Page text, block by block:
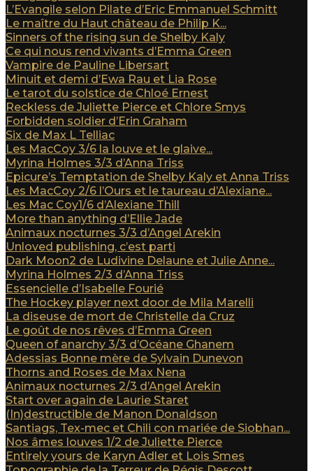
L’Evangile selon Pilate d’Eric Emmanuel Schmitt
Le maître du Haut château de Philip K...
Sinners of the rising sun de Shelby Kaly
Ce qui nous rend vivants d’Emma Green
Vampire de Pauline Libersart
Minuit et demi d’Ewa Rau et Lia Rose
Le tarot du solstice de Chloé Ernest
Reckless de Juliette Pierce et Chlore Smys
Forbidden soldier d’Erin Graham
Six de Max L Telliac
Les MacCoy 3/6 la louve et le glaive...
Myrina Holmes 3/3 d’Anna Triss
Epicure’s Temptation de Shelby Kaly et Anna Triss
Les MacCoy 2/6 l’Ours et le taureau d’Alexiane...
Les Mac Coy1/6 d’Alexiane Thill
More than anything d’Ellie Jade
Animaux nocturnes 3/3 d’Angel Arekin
Unloved publishing, c’est parti
Dark Moon2 de Ludivine Delaune et Julie Anne...
Myrina Holmes 2/3 d’Anna Triss
Essencielle d’Isabelle Fourié
The Hockey player next door de Mila Marelli
La diseuse de mort de Christelle da Cruz
Le goût de nos rêves d’Emma Green
Queen of anarchy 3/3 d’Océane Ghanem
Adessias Bonne mère de Sylvain Dunevon
Thorns and Roses de Max Nena
Animaux nocturnes 2/3 d’Angel Arekin
Start over again de Laurie Staret
(In)destructible de Manon Donaldson
Santiags, Tex-mec et Chili con mariée de Siobhan...
Nos âmes louves 1/2 de Juliette Pierce
Entirely yours de Karyn Adler et Lois Smes